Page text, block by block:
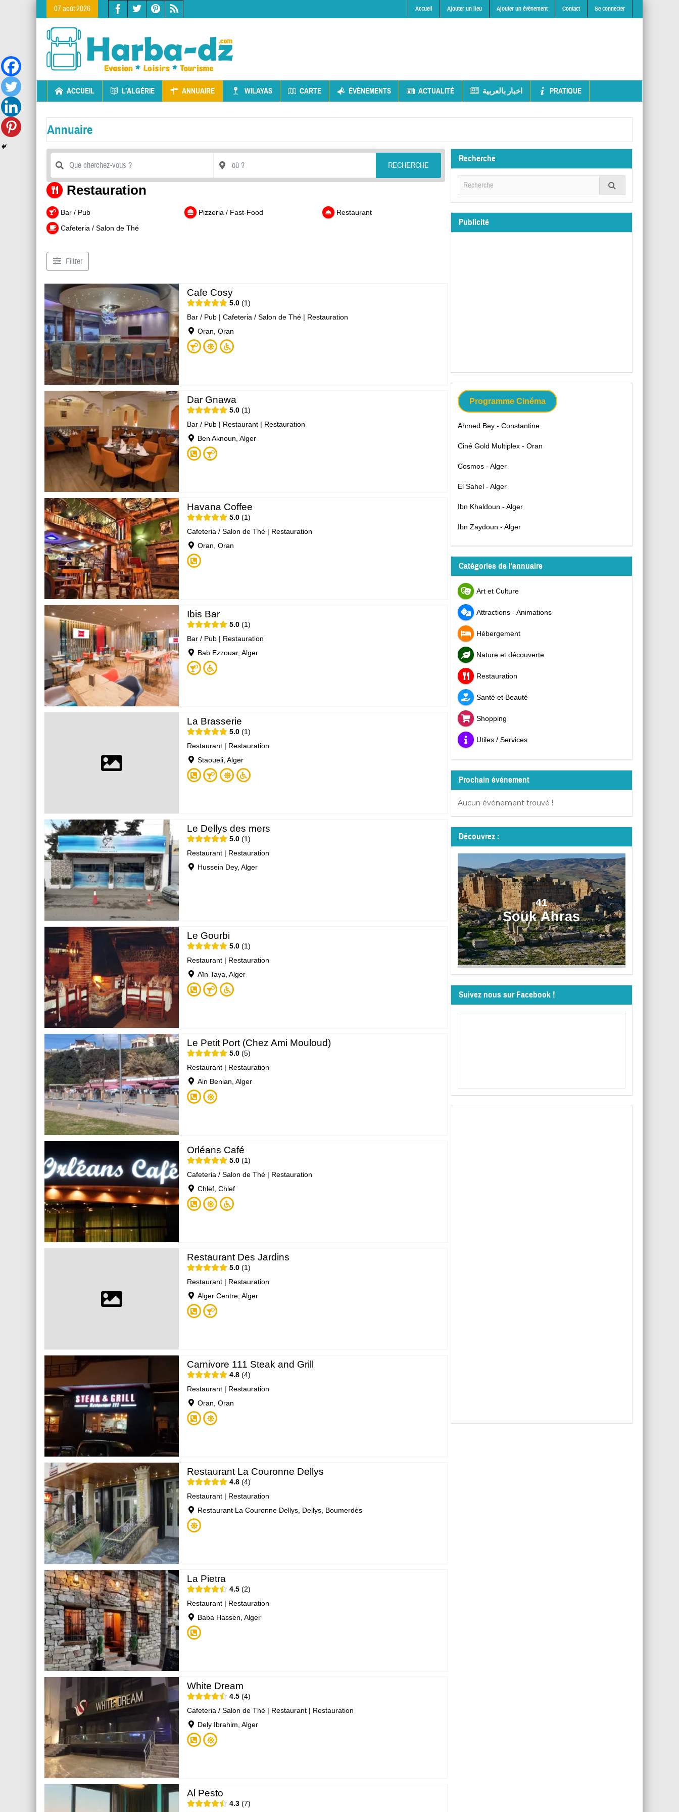
07 août 2026 Accueil Ajouter un lieu Ajouter un évènement Contact Se connecter
ACCUEIL L’ALGÉRIE ANNUAIRE WILAYAS CARTE ÉVÈNEMENTS ACTUALITÉ اخبار بالعربية PRATIQUE
Annuaire
RECHERCHE
Restauration
Bar / Pub
Cafeteria / Salon de Thé
Pizzeria / Fast-Food Restaurant
Filtrer
Cafe Cosy
5.0 1
Bar / Pub| Cafeteria / Salon de Thé| Restauration
Oran, Oran
Dar Gnawa
5.0 1
Bar / Pub| Restaurant| Restauration
Ben Aknoun, Alger
Havana Coffee
5.0 1
Cafeteria / Salon de Thé| Restauration
Oran, Oran
Ibis Bar
5.0 1
Bar / Pub| Restauration
Bab Ezzouar, Alger
La Brasserie
5.0 1
Restaurant| Restauration
Staoueli, Alger
Le Dellys des mers
5.0 1
Restaurant| Restauration
Hussein Dey, Alger
Le Gourbi
5.0 1
Restaurant| Restauration
Aïn Taya, Alger
Le Petit Port (Chez Ami Mouloud)
5.0 5
Restaurant| Restauration
Ain Benian, Alger
Orléans Café
5.0 1
Cafeteria / Salon de Thé| Restauration
Chlef, Chlef
Restaurant Des Jardins
5.0 1
Restaurant| Restauration
Alger Centre, Alger
Carnivore 111 Steak and Grill
4.8 4
Restaurant| Restauration
Oran, Oran
Restaurant La Couronne Dellys
4.8 4
Restaurant| Restauration
Restaurant La Couronne Dellys, Dellys, Boumerdès
La Pietra
4.5 2
Restaurant| Restauration
Baba Hassen, Alger
White Dream
4.5 4
Cafeteria / Salon de Thé| Restaurant| Restauration
Dely Ibrahim, Alger
Al Pesto
4.3 7
Recherche
Publicité
Programme Cinéma
Ahmed Bey - Constantine
Ciné Gold Multiplex - Oran
Cosmos - Alger
El Sahel - Alger
Ibn Khaldoun - Alger
Ibn Zaydoun - Alger
Catégories de l'annuaire
Art et Culture
Attractions - Animations
Hébergement
Nature et découverte
Restauration
Santé et Beauté
Shopping
Utiles / Services
Prochain événement
Aucun événement trouvé !
Découvrez :
41
Souk Ahras
Suivez nous sur Facebook !